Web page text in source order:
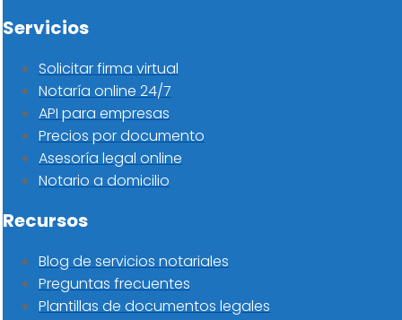
Servicios
Solicitar firma virtual
Notaría online 24/7
API para empresas
Precios por documento
Asesoría legal online
Notario a domicilio
Recursos
Blog de servicios notariales
Preguntas frecuentes
Plantillas de documentos legales